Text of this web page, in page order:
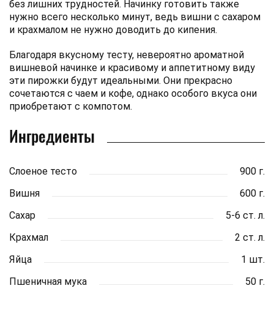
без лишних трудностей. Начинку готовить также
нужно всего несколько минут, ведь вишни с сахаром
и крахмалом не нужно доводить до кипения.
Благодаря вкусному тесту, невероятно ароматной
вишневой начинке и красивому и аппетитному виду
эти пирожки будут идеальными. Они прекрасно
сочетаются с чаем и кофе, однако особого вкуса они
приобретают с компотом.
Ингредиенты
Слоеное тесто
900 г.
Вишня
600 г.
Сахар
5-6 ст. л.
Крахмал
2 ст. л.
Яйца
1 шт.
Пшеничная мука
50 г.